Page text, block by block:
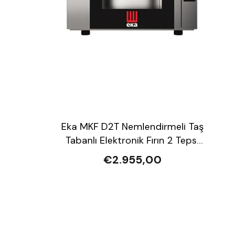
Eka MKF D2T Nemlendirmeli Taş
Tabanlı Elektronik Fırın 2 Tepsi
Kapasiteli Elektrikli
€2.955,00